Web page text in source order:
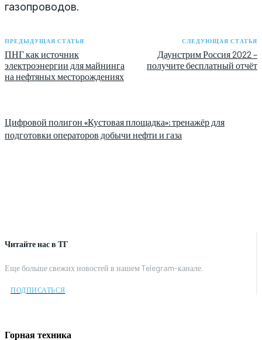
Читайте нас в ТГ
Еще больше свежих новостей в нашем Telegram-канале.
ПОДПИСАТЬСЯ
Горная техника
газопроводов.
ПРЕДЫДУЩАЯ СТАТЬЯ
ПНГ как источник
электроэнергии для майнинга
на нефтяных месторождениях
СЛЕДУЮЩАЯ СТАТЬЯ
Даунстрим Россия 2022 –
получите бесплатный отчёт
Цифровой полигон «Кустовая площадка»: тренажёр для
подготовки операторов добычи нефти и газа